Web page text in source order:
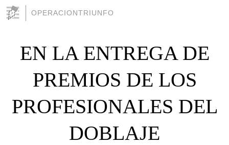
OPERACIONTRIUNFO
EN LA ENTREGA DE
PREMIOS DE LOS
PROFESIONALES DEL
DOBLAJE